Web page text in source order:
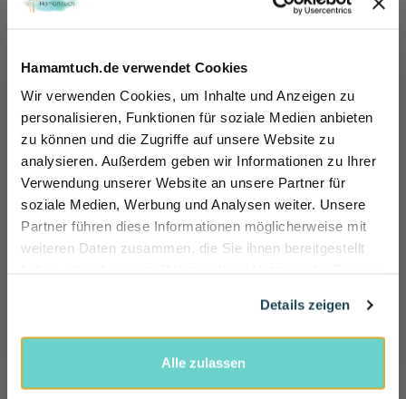
Hamamtuch.de verwendet Cookies
Wir verwenden Cookies, um Inhalte und Anzeigen zu
personalisieren, Funktionen für soziale Medien anbieten
zu können und die Zugriffe auf unsere Website zu
analysieren. Außerdem geben wir Informationen zu Ihrer
Verwendung unserer Website an unsere Partner für
soziale Medien, Werbung und Analysen weiter. Unsere
Partner führen diese Informationen möglicherweise mit
weiteren Daten zusammen, die Sie ihnen bereitgestellt
Details zeigen
Alle zulassen
Hamamtuch Saunatuch
Botanic Art
Petrol-Taupe
34,95 €
Hamamtuch Saunatuch
Botanic Art
Mustard-Green
34,95 €
Sicher dir 10% Rabatt!
Name